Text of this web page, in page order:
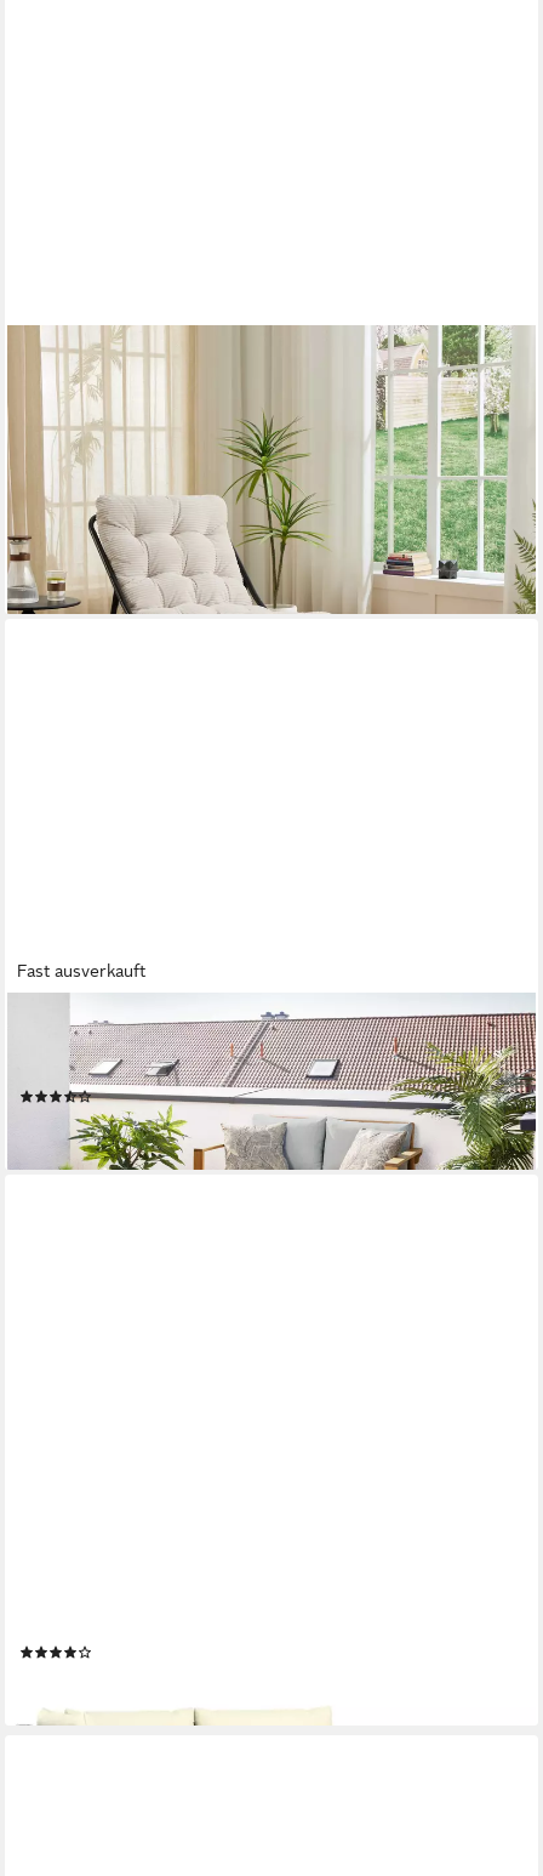
ODIKALO
Chaiselongue Relaxsessel Gartenstühle Gartenliege Freizeitstuhl
mit schlaffunktion, Lounge-Sessel für die Terrasse mit Ottoman–
Bequemer Relaxsessel mit weichem Polster und Fußhocker ideal
für Wohn-Schlaf-und Lesezimmer Gestell und Polster in Beige
179,00 €
UVP 269,00 €
-33%
lieferbar - in 5-6 Werktagen bei dir
+2
Fast ausverkauft
PRIMASTER
Loungebett Primaster Loungebett Capri inkl. Auflage,
Ausziehbar witterungsbeständig
(3)
330,29 €
lieferbar - in 4-5 Werktagen bei dir